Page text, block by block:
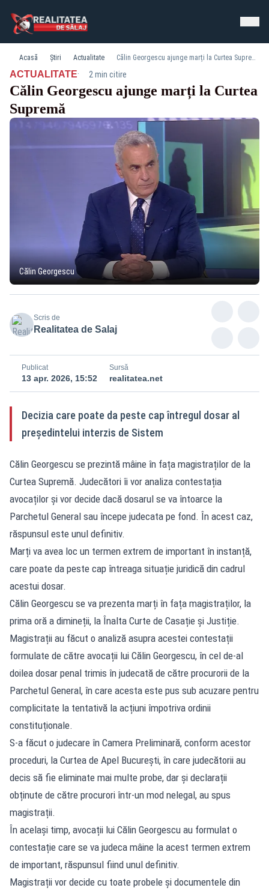
Acasă Știri Actualitate Călin Georgescu ajunge marți la Curtea Supremă
ACTUALITATE· 2 min citire
Călin Georgescu ajunge marți la Curtea
Supremă
Călin Georgescu
Scris de
Realitatea de Salaj
Publicat
13 apr. 2026, 15:52
Sursă
realitatea.net
Decizia care poate da peste cap întregul dosar al
președintelui interzis de Sistem
Călin Georgescu se prezintă mâine în fața magistraților de la
Curtea Supremă. Judecători îi vor analiza contestația
avocaților și vor decide dacă dosarul se va întoarce la
Parchetul General sau începe judecata pe fond. În acest caz,
răspunsul este unul definitiv.
Marți va avea loc un termen extrem de important în instanță,
care poate da peste cap întreaga situație juridică din cadrul
acestui dosar.
Călin Georgescu se va prezenta marți în fața magistraților, la
prima oră a dimineții, la Înalta Curte de Casație și Justiție.
Magistrații au făcut o analiză asupra acestei contestații
formulate de către avocații lui Călin Georgescu, în cel de-al
doilea dosar penal trimis în judecată de către procurorii de la
Parchetul General, în care acesta este pus sub acuzare pentru
complicitate la tentativă la acțiuni împotriva ordinii
constituționale.
S-a făcut o judecare în Camera Preliminară, conform acestor
proceduri, la Curtea de Apel București, în care judecătorii au
decis să fie eliminate mai multe probe, dar și declarații
obținute de către procurori într-un mod nelegal, au spus
magistrații.
În același timp, avocații lui Călin Georgescu au formulat o
contestație care se va judeca mâine la acest termen extrem
de important, răspunsul fiind unul definitiv.
Magistrații vor decide cu toate probele și documentele din